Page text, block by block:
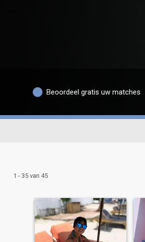
Beoordeel gratis uw matches
1 - 35 van 45